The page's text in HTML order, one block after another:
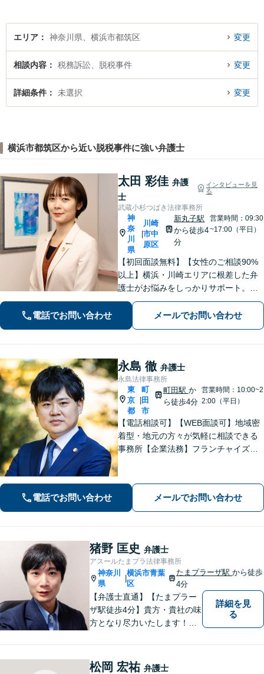
気軽にご相談頂ければと思い
ます。
エリア 神奈川県、横浜市都筑区 変更
相談内容 税務訴訟、脱税事件 変更
詳細条件 未選択 変更
横浜市都筑区から近い脱税事件に強い弁護士
太田 彩佳 弁護
士
インタビューを見
る
武蔵小杉つばき法律事務所
神
奈
川
県
|
川崎
市中
原区
新丸子駅
から徒歩4
分
営業時間：09:30
~17:00（平日）
【初回面談無料】【女性のご相談90%
以上】横浜・川崎エリアに根差した弁
護士がお悩みをしっかりサポート。明
るい将来を切り拓く「あなたのパート
ナー」として、困難な時期を乗り越え
ませんか？
電話でお問い合わせ メールでお問い合わせ
永島 徹 弁護士
永島法律事務所
東
京
都
町
田
市
町田駅 か
ら徒歩4分
営業時間：10:00~2
2:00（平日）
【電話相談可】【WEB面談可】地域密
着型・地元の方々が気軽に相談できる
事務所【企業法務】フランチャイズ・
室】【町田駅4分】
電話でお問い合わせ メールでお問い合わせ
猪野 匡史 弁護士
アスールたまプラ法律事務所
神奈川
県
|
横浜市青葉
区
たまプラーザ駅から徒歩
4分
【弁護士直通】【たまプラー
ザ駅徒歩4分】貴方・貴社の味
方となり尽力いたします！当
すのでまずはお気軽にご相談
ください。
詳細を見
る
松岡 宏祐 弁護士